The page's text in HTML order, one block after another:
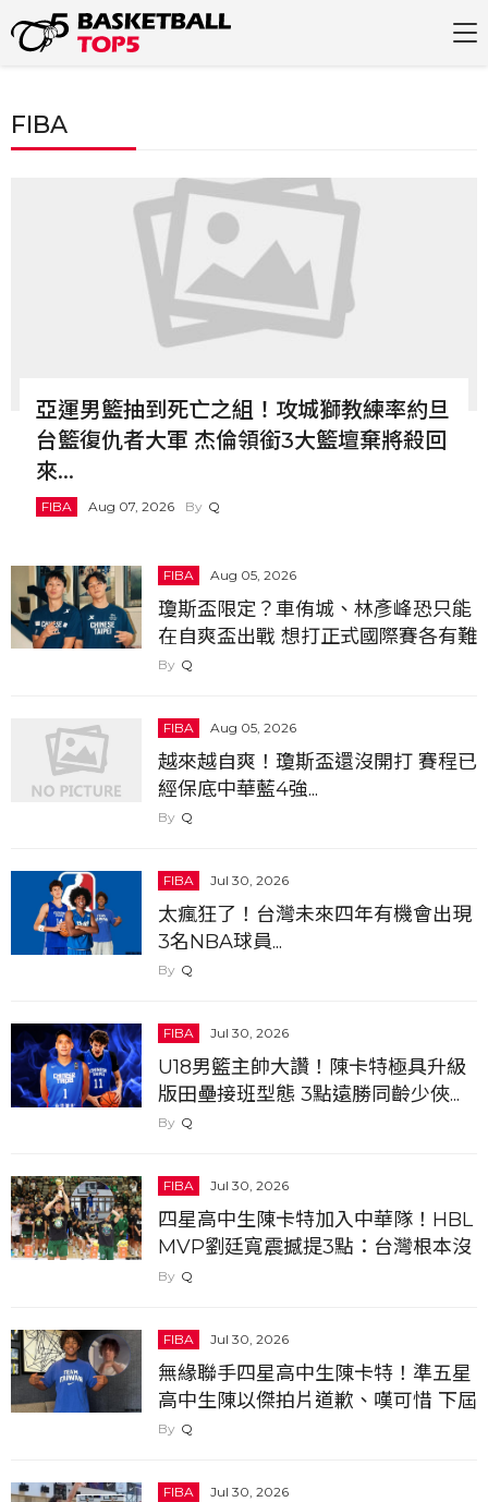
FIBA
FIBA Aug 07, 2026 Q
亞運男籃抽到死亡之組！攻城獅教練率約旦
台籃復仇者大軍 杰倫領銜3大籃壇棄將殺回
來...
FIBA Aug 05, 2026
瓊斯盃限定？車侑城、林彥峰恐只能
在自爽盃出戰 想打正式國際賽各有難
處 Q
FIBA Aug 05, 2026
越來越自爽！瓊斯盃還沒開打 賽程已
經保底中華藍4強...
Q
FIBA Jul 30, 2026
太瘋狂了！台灣未來四年有機會出現
3名NBA球員...
Q
FIBA Jul 30, 2026
U18男籃主帥大讚！陳卡特極具升級
版田壘接班型態 3點遠勝同齡少俠...
Q
FIBA Jul 30, 2026
四星高中生陳卡特加入中華隊！HBL
MVP劉廷寬震撼提3點：台灣根本沒
有這種球員
Q
FIBA Jul 30, 2026
無緣聯手四星高中生陳卡特！準五星
高中生陳以傑拍片道歉、嘆可惜 下屆
U18仍有望參賽
Q
FIBA Jul 30, 2026